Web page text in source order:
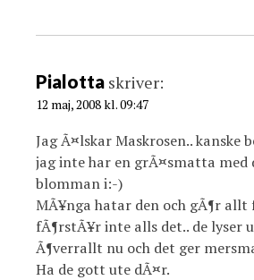
Pialotta skriver:
12 maj, 2008 kl. 09:47
Jag Ã¤lskar Maskrosen.. kanske
jag inte har en grÃ¤smatta med
blomman i:-)
MÃ¥nga hatar den och gÃ¶r
fÃ¶rstÃ¥r inte alls det.. de lyser
Ã¶verrallt nu och det ger
Ha de gott ute dÃ¤r.